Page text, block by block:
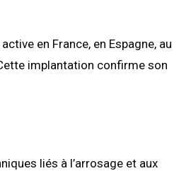
en France, en Espagne, au
implantation confirme son
liés à l’arrosage et aux